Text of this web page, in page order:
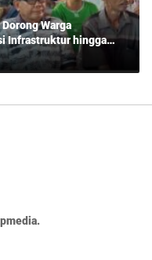
Warga
Infrastruktur hingga
Medan Amplas